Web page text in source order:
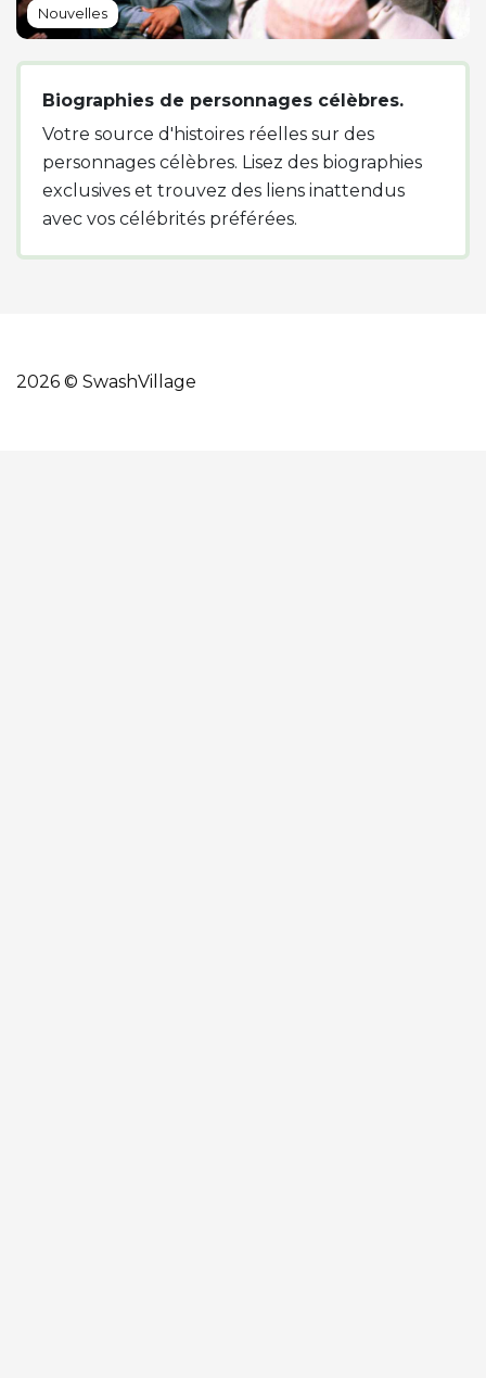
Nouvelles
Biographies de personnages célèbres.
Votre source d'histoires réelles sur des
personnages célèbres. Lisez des biographies
exclusives et trouvez des liens inattendus
avec vos célébrités préférées.
2026 © SwashVillage